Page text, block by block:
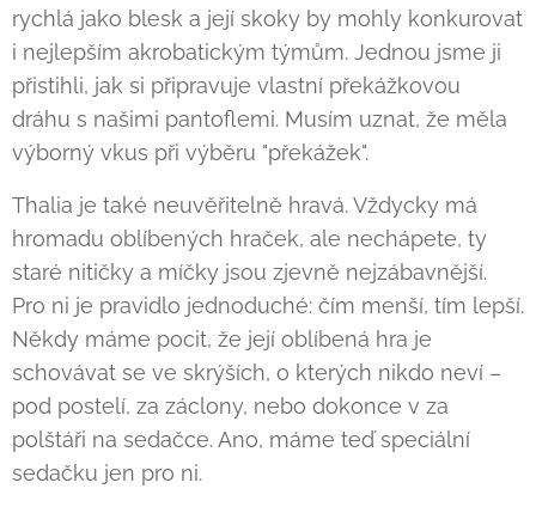
rychlá jako blesk a její skoky by mohly konkurovat
i nejlepším akrobatickým týmům. Jednou jsme ji
přistihli, jak si připravuje vlastní překážkovou
dráhu s našimi pantoflemi. Musím uznat, že měla
výborný vkus při výběru "překážek".
Thalia je také neuvěřitelně hravá. Vždycky má
hromadu oblíbených hraček, ale nechápete, ty
staré nitičky a míčky jsou zjevně nejzábavnější.
Pro ni je pravidlo jednoduché: čím menší, tím lepší.
Někdy máme pocit, že její oblíbená hra je
schovávat se ve skrýších, o kterých nikdo neví –
pod postelí, za záclony, nebo dokonce v za
polštáři na sedačce. Ano, máme teď speciální
sedačku jen pro ni.